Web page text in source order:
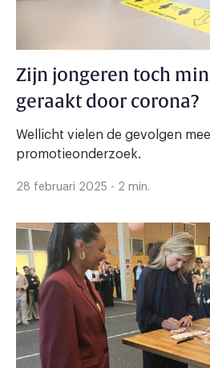
Zijn jongeren toch
geraakt door corona?
Wellicht vielen de gevolgen
promotieonderzoek.
28 februari 2025 - 2 min.